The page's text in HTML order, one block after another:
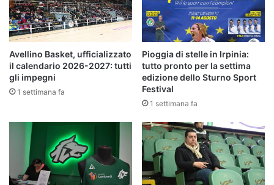
Avellino Basket, ufficializzato
il calendario 2026-2027: tutti
gli impegni
1 settimana fa
Pioggia di stelle in Irpinia:
tutto pronto per la settima
edizione dello Sturno Sport
Festival
1 settimana fa